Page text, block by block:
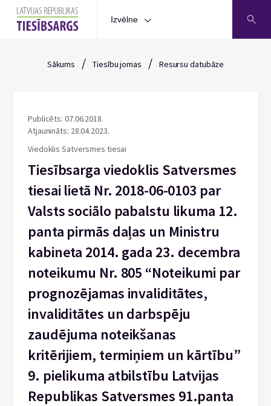
Izvēlne
Sākums / Tiesību jomas / Resursu datubāze
Publicēts: 07.06.2018.
Atjaunināts: 28.04.2023.
Viedoklis Satversmes tiesai
Tiesībsarga viedoklis Satversmes
tiesai lietā Nr. 2018-06-0103 par
Valsts sociālo pabalstu likuma 12.
panta pirmās daļas un Ministru
kabineta 2014. gada 23. decembra
noteikumu Nr. 805 “Noteikumi par
prognozējamas invaliditātes,
invaliditātes un darbspēju
zaudējuma noteikšanas
kritērijiem, termiņiem un kārtību”
9. pielikuma atbilstību Latvijas
Republikas Satversmes 91.panta